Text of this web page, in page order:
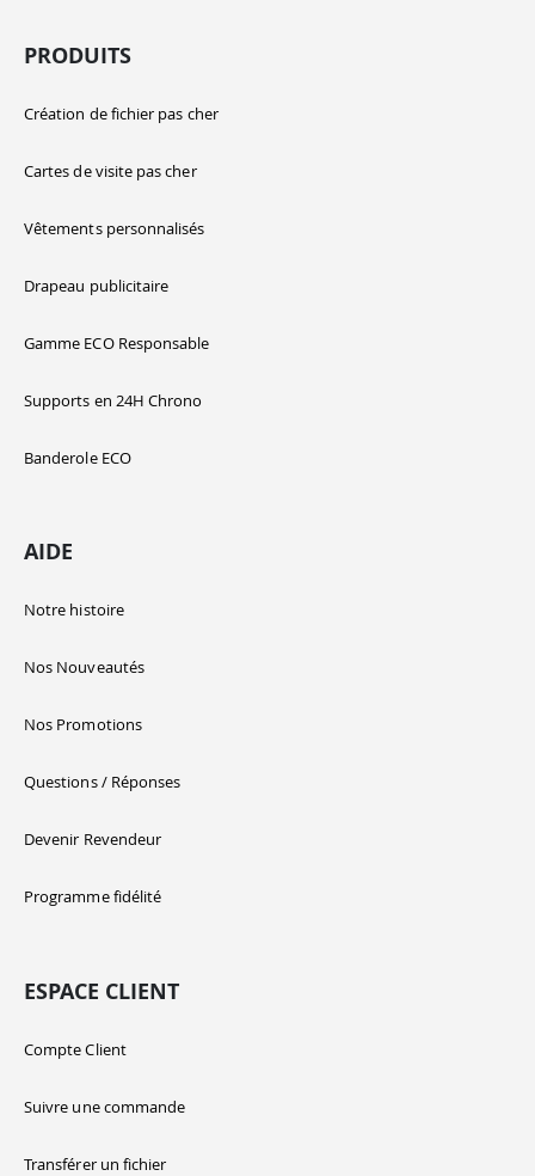
PRODUITS
Création de fichier pas cher
Cartes de visite pas cher
Vêtements personnalisés
Drapeau publicitaire
Gamme ECO Responsable
Supports en 24H Chrono
Banderole ECO
AIDE
Notre histoire
Nos Nouveautés
Nos Promotions
Questions / Réponses
Devenir Revendeur
Programme fidélité
ESPACE CLIENT
Compte Client
Suivre une commande
Transférer un fichier